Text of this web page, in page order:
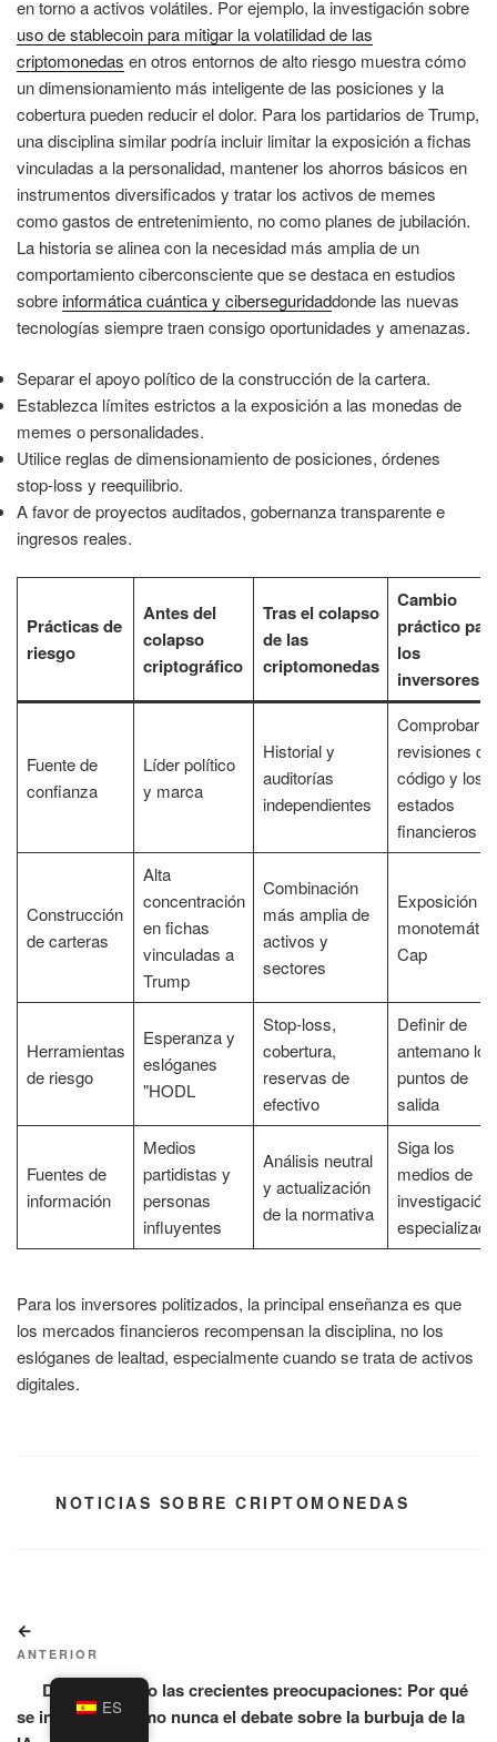
en torno a activos volátiles. Por ejemplo, la investigación sobre
uso de stablecoin para mitigar la volatilidad de las
criptomonedas en otros entornos de alto riesgo muestra cómo
un dimensionamiento más inteligente de las posiciones y la
cobertura pueden reducir el dolor. Para los partidarios de Trump,
una disciplina similar podría incluir limitar la exposición a fichas
vinculadas a la personalidad, mantener los ahorros básicos en
instrumentos diversificados y tratar los activos de memes
como gastos de entretenimiento, no como planes de jubilación.
La historia se alinea con la necesidad más amplia de un
comportamiento ciberconsciente que se destaca en estudios
sobreinformática cuántica y ciberseguridaddonde las nuevas
tecnologías siempre traen consigo oportunidades y amenazas.
Separar el apoyo político de la construcción de la cartera.
Establezca límites estrictos a la exposición a las monedas de
memes o personalidades.
Utilice reglas de dimensionamiento de posiciones, órdenes
stop-loss y reequilibrio.
A favor de proyectos auditados, gobernanza transparente e
ingresos reales.
Prácticas de
riesgo
Antes del
colapso
criptográfico
Tras el colapso
de las
criptomonedas
Cambio
práctico
los
inversores
Fuente de
confianza
Líder político
y marca
Historial y
auditorías
independientes
Comprobar
revisiones del
código y los
estados
financieros
Construcción
de carteras
Alta
concentración
en fichas
vinculadas a
Trump
Combinación
más amplia de
activos y
sectores
Exposición
Cap
Herramientas
de riesgo
Esperanza y
eslóganes
"HODL
Stop-loss,
cobertura,
reservas de
efectivo
Definir de
antemano los
puntos de
salida
Fuentes de
información
Medios
partidistas y
personas
influyentes
Análisis neutral
y actualización
de la normativa
Siga los
medios de
investigación
Para los inversores politizados, la principal enseñanza es que
los mercados financieros recompensan la disciplina, no los
eslóganes de lealtad, especialmente cuando se trata de activos
digitales.
CATEGORÍAS
NOTICIAS SOBRE CRIPTOMONEDAS
de
entradas
anterior:
ANTERIOR
Desembalando las crecientes preocupaciones: Por qué
se intensifica como nunca el debate sobre la burbuja de la
ES